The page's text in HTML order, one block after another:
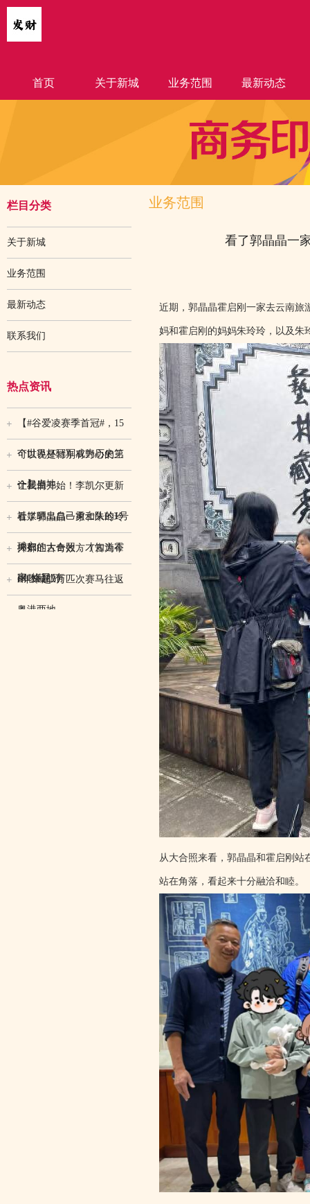
首页 关于新城 业务范围 最新动态
栏目分类
关于新城
业务范围
最新动态
联系我们
热点资讯
【#谷爱凌赛季首冠#，15
个世界杯冠军成为历史第
一】当地
可以说是特别有野心的三
个星座
让我们开始！李凯尔更新
社媒晒出自己勇士队的1号
球衣
看了郭晶晶一家和朱玲玲
夫妇的大合照，才知道霍
家“格局”有
抑郁症古奇效方（古为今
用收藏版）
6年来超3万匹次赛马往返
粤港两地
业务范围
看了郭晶晶一
近期，郭晶晶霍启刚一家去云南旅
妈和霍启刚的妈妈朱玲玲，以及朱
从大合照来看，郭晶晶和霍启刚
站在角落，看起来十分融洽和睦。